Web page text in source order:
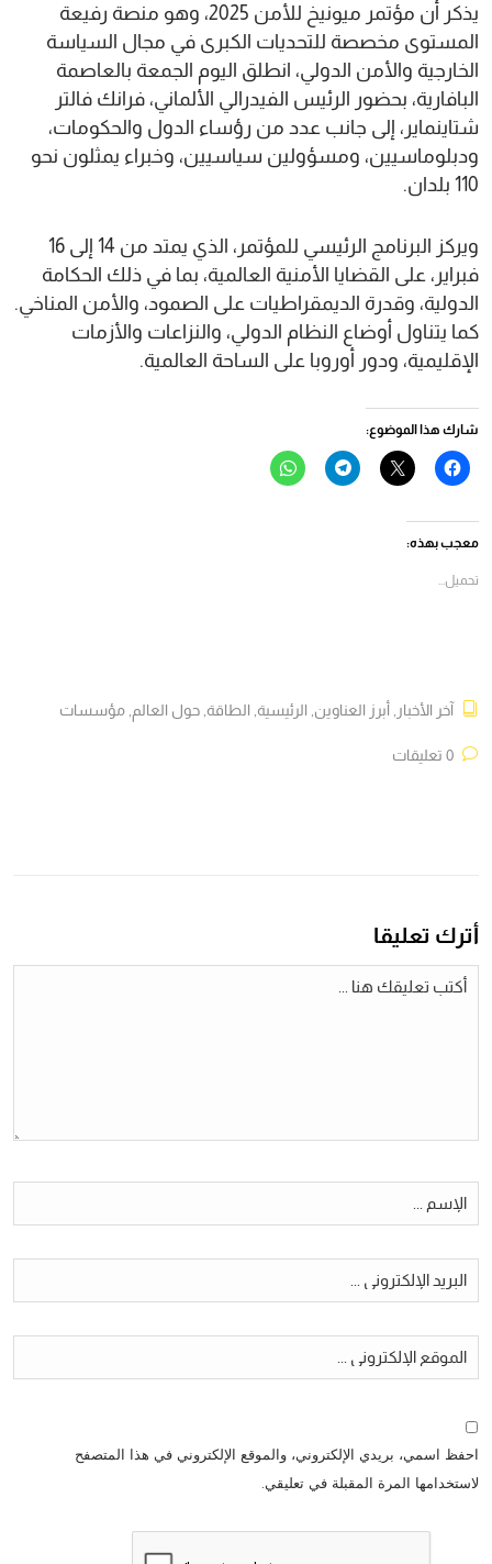
يذكر أن مؤتمر ميونيخ للأمن 2025، وهو منصة رفيعة
المستوى مخصصة للتحديات الكبرى في مجال السياسة
الخارجية والأمن الدولي، انطلق اليوم الجمعة بالعاصمة
البافارية، بحضور الرئيس الفيدرالي الألماني، فرانك فالتر
شتاينماير، إلى جانب عدد من رؤساء الدول والحكومات،
ودبلوماسيين، ومسؤولين سياسيين، وخبراء يمثلون نحو
110 بلدان.
ويركز البرنامج الرئيسي للمؤتمر، الذي يمتد من 14 إلى 16
فبراير، على القضايا الأمنية العالمية، بما في ذلك الحكامة
الدولية، وقدرة الديمقراطيات على الصمود، والأمن المناخي.
كما يتناول أوضاع النظام الدولي، والنزاعات والأزمات
الإقليمية، ودور أوروبا على الساحة العالمية.
شارك هذا الموضوع:
انقر
للمشاركة
(فتح
في
نافذة
النقر
للمشاركة
انقر
للمشاركة
انقر
للمشاركة
معجب بهذه:
تحميل...
آخر الأخبار أبرز العناوين الرئيسية الطاقة حول العالم مؤسسات
أترك تعليقا
احفظ اسمي، بريدي الإلكتروني، والموقع الإلكتروني في هذا المتصفح
لاستخدامها المرة المقبلة في تعليقي.